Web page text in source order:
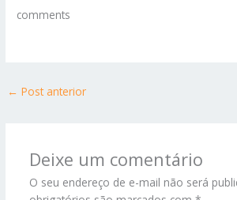
comments
← Post anterior
Deixe um comentário
O seu endereço de e-mail não será